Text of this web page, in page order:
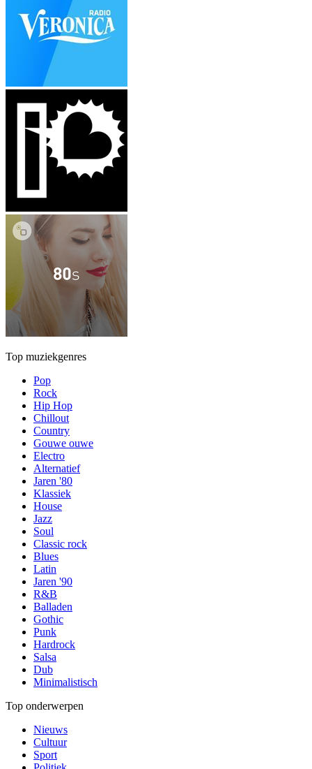
Top muziekgenres
Pop
Rock
Hip Hop
Chillout
Country
Gouwe ouwe
Electro
Alternatief
Jaren '80
Klassiek
House
Jazz
Soul
Classic rock
Blues
Latin
Jaren '90
R&B
Balladen
Gothic
Punk
Hardrock
Salsa
Dub
Minimalistisch
Top onderwerpen
Nieuws
Cultuur
Sport